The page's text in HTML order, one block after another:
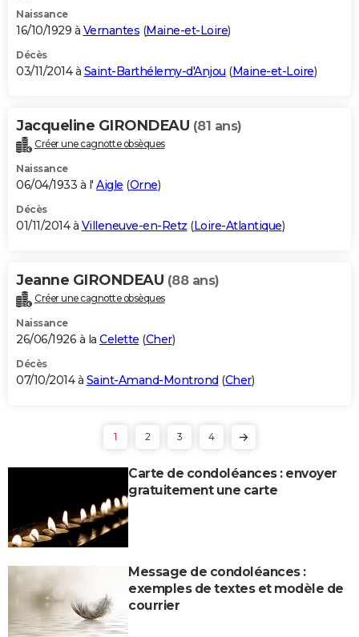
Naissance
16/10/1929 à Vernantes (Maine-et-Loire)
Décès
03/11/2014 à Saint-Barthélemy-d'Anjou (Maine-et-Loire)
Jacqueline GIRONDEAU (81 ans)
Créer une cagnotte obsèques
Naissance
06/04/1933 à l' Aigle (Orne)
Décès
01/11/2014 à Villeneuve-en-Retz (Loire-Atlantique)
Jeanne GIRONDEAU (88 ans)
Créer une cagnotte obsèques
Naissance
26/06/1926 à la Celette (Cher)
Décès
07/10/2014 à Saint-Amand-Montrond (Cher)
1 2 3 4
Carte de condoléances : envoyer
gratuitement une carte
Message de condoléances :
exemples de textes et modèle de
courrier